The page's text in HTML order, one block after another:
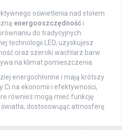
oświetlenia nad stołem
energooszczędność i
do tradycyjnych
technologii LED, uzyskujesz
oraz szeroki wachlarz barw
na klimat pomieszczenia.
energochłonne i mają krótszy
Ci na ekonomii i efektywności,
również mogą mieć funkcję
światła, dostosowując atmosferę